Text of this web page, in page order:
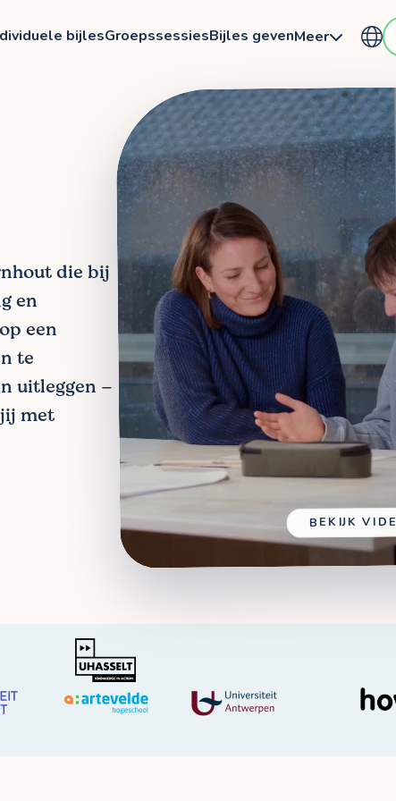
bijlesGroepssessiesBijles gevenMeer
die bij
en
een
te
uitleggen –
met
BEKIJK